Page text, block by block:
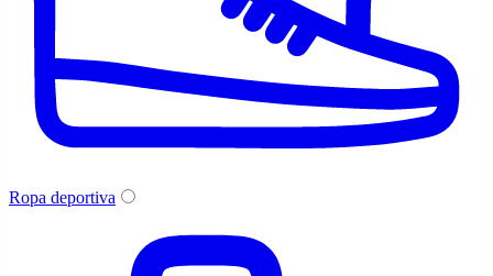
Ropa deportiva